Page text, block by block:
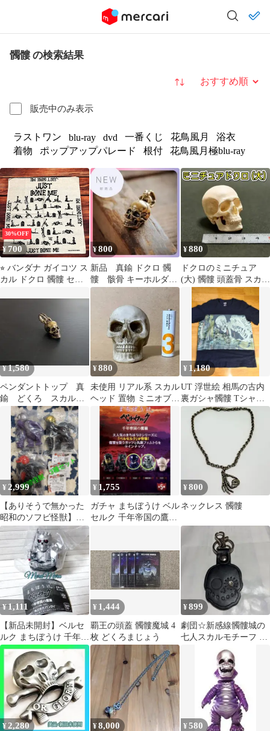
髑髏 の検索結果
販売中のみ表示
並び替え
ラストワン blu-ray dvd 一番くじ 花鳥風月
浴衣
着物
ポップアップパレード 根付 花鳥風月極blu-ray
30%OFF
¥700
⭐︎ バンダナ ガイコツ ス
カル ドクロ 髑髏 セッ
ク VINTAGE 小物 アク
セサリー p20/
¥800
新品 真鍮 ドクロ 髑
髏 骸骨 キーホルダ
ー アメカジ ヴィン
¥880
ドクロのミニチュア
(大) 髑髏 頭蓋骨 スカル
ガイコツ ホラー ハロウ
ィン
¥1,580
ペンダントトップ 真
鍮 どくろ スカル
キーホルダー ネック
レストップ ドクロ
¥880
未使用 リアル系 スカル
ヘッド 置物 ミニオブジ
ェ 頭蓋骨 髑髏 ドクロ
新品
¥ 1,180
UT 浮世絵 相馬の古内
裏ガシャ髑髏 Tシャツ
黒 XL 骸骨
¥2,999
【ありそうで無かった
昭和のソフビ怪獣】髑
髏怪獣 3種セット
¥ 1,755
ガチャ まちぼうけ ベル
セルク 千年帝国の鷹篇
¥800
ネックレス 髑髏
¥ 1,111
【新品未開封】ベルセ
ルク まちぼうけ 千年帝
国の鷹篇 髑髏の騎士
¥ 1,444
覇王の頭蓋 髑髏魔城 4
枚 どくろまじょう
¥899
劇団☆新感線髑髏城の
七人スカルモチーフ レ
ザーキーホルダー ブラ
¥2,280 ¥8,000 ¥580